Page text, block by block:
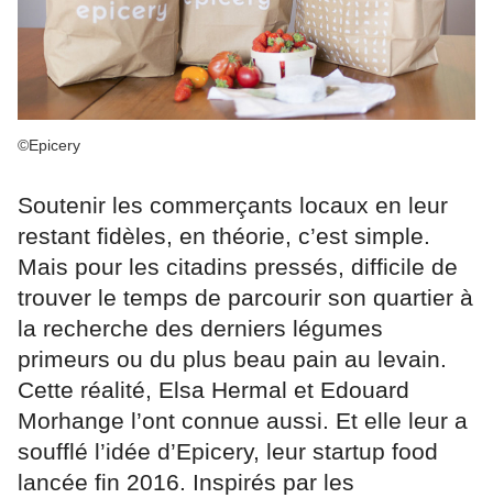
©Epicery
Soutenir les commerçants locaux en leur
restant fidèles, en théorie, c’est simple.
Mais pour les citadins pressés, difficile de
trouver le temps de parcourir son quartier à
la recherche des derniers légumes
primeurs ou du plus beau pain au levain.
Cette réalité, Elsa Hermal et Edouard
Morhange l’ont connue aussi. Et elle leur a
soufflé l’idée d’Epicery, leur startup food
lancée fin 2016. Inspirés par les